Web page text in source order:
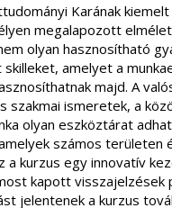
Karának
megalapozott
olyan hasznosítható
amelyet a
majd. A
szakmai ismeretek, a
olyan eszköztárat
számos területen
a kurzus egy innovatív
kapott visszajelzések
jelentenek a kurzus